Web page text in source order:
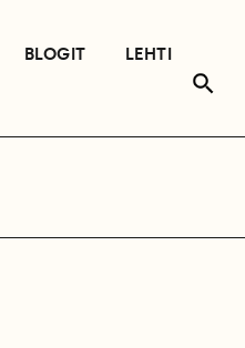
BLOGIT
LEHTI